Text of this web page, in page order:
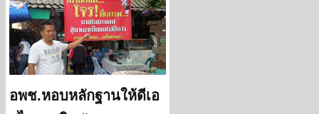
อพช.หอบหลักฐานให้ดีเอ